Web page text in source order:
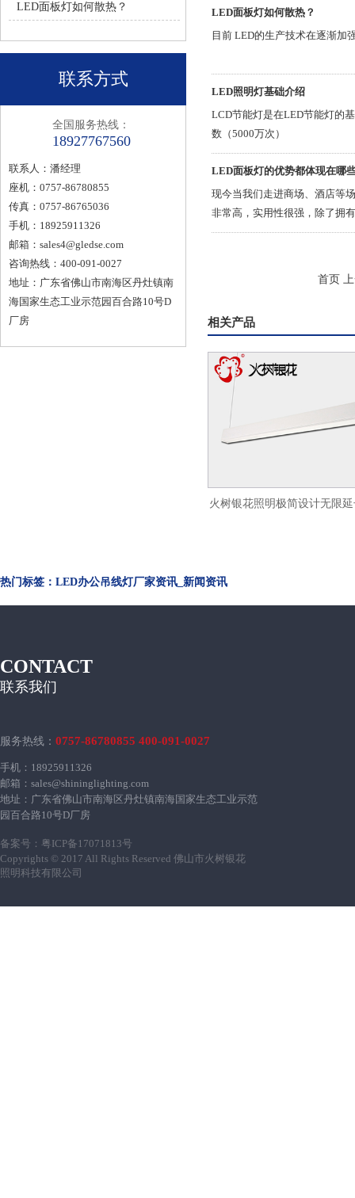
LED面板灯如何散热？
联系方式
全国服务热线：
18927767560
联系人：潘经理
座机：0757-86780855
传真：0757-86765036
手机：18925911326
邮箱： sales4@gledse.com
咨询热线：400-091-0027
地址：广东省佛山市南海区丹灶镇南
海国家生态工业示范园百合路10号D
厂房
LED面板灯如何散热？
目前 LED的生产技术在逐渐加
LED照明灯基础介绍
LCD节能灯是在LED节能灯的
数（5000万次）
LED面板灯的优势都体现在哪
现今当我们走进商场、酒店等
非常高，实用性很强，除了拥
天小编就跟大家说一下：
首页
相关产品
火树银花照明极简设计无限
热门标签：LED办公吊线灯厂家资讯_新闻资讯
CONTACT
联系我们
服务热线： 0757-86780855 400-091-0027
手机：18925911326
邮箱：sales@shininglighting.com
地址：广东省佛山市南海区丹灶镇南海国家生态工业示范
园百合路10号D厂房
备案号： 粤ICP备17071813号
Copyrights © 2017 All Rights Reserved 佛山市火树银花
照明科技有限公司